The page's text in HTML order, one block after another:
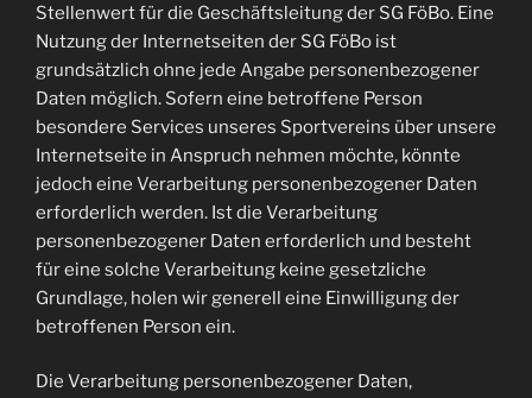
Stellenwert für die Geschäftsleitung der SG FöBo. Eine
Nutzung der Internetseiten der SG FöBo ist
grundsätzlich ohne jede Angabe personenbezogener
Daten möglich. Sofern eine betroffene Person
besondere Services unseres Sportvereins über unsere
Internetseite in Anspruch nehmen möchte, könnte
jedoch eine Verarbeitung personenbezogener Daten
erforderlich werden. Ist die Verarbeitung
personenbezogener Daten erforderlich und besteht
für eine solche Verarbeitung keine gesetzliche
Grundlage, holen wir generell eine Einwilligung der
betroffenen Person ein.
Die Verarbeitung personenbezogener Daten,